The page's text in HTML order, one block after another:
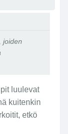
joiden
luulevat
kuitenkin
etkö